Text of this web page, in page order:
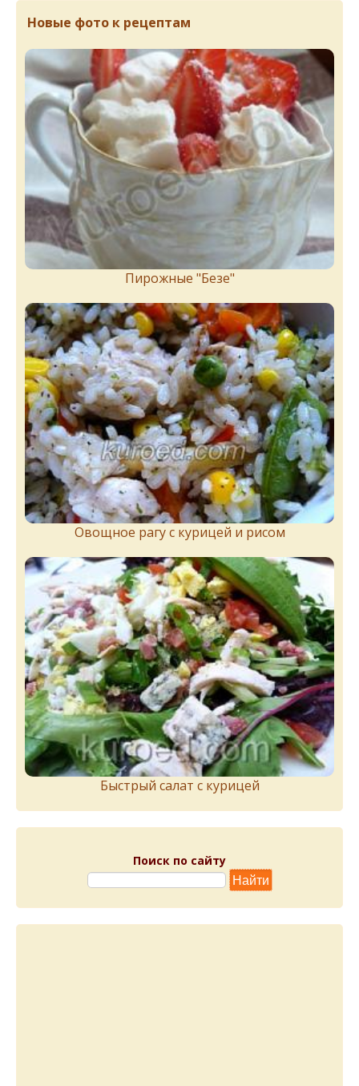
Новые фото к рецептам
Пирожныe "Бeзe"
Овощное рагу с курицей и рисом
Быстрый салат с курицей
Поиск по сайту